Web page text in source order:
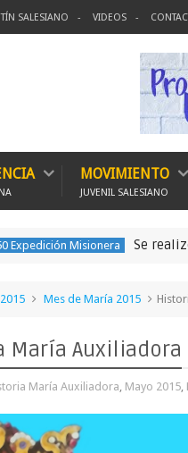
SALESIANO VIDEOS
MOVIMIENTO
JUVENIL SALESIANO
Misionera Se realizó la
Mes de María 2015
María Auxiliadora
María Auxiliadora, Mayo 2015,